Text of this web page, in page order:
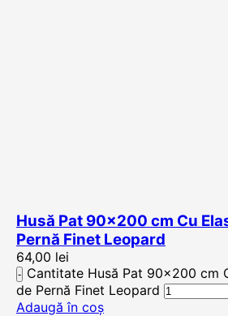
Husă Pat 90×200 cm Cu
Pernă Finet Leopard
64,00 lei
Cantitate Husă Pat 90x200 cm
de Pernă Finet Leopard
Adaugă în coș